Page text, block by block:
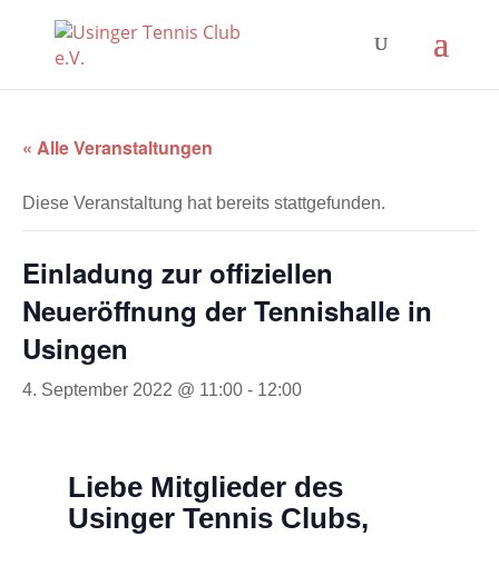
« Alle Veranstaltungen
Diese Veranstaltung hat bereits stattgefunden.
Einladung zur offiziellen
Neueröffnung der Tennishalle in
Usingen
4. September 2022 @ 11:00 - 12:00
Liebe Mitglieder des
Usinger Tennis Clubs,